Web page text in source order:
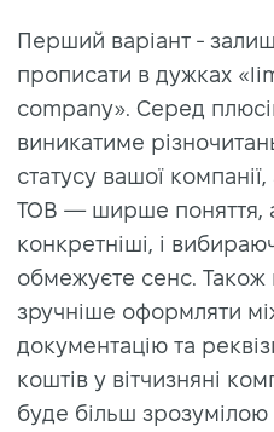
Перший варіант -
прописати в дужках
company». Серед
виникатиме
статусу вашої
ТОВ — ширше поняття,
конкретніші, і
обмежуєте сенс. Також
зручніше оформляти
документацію та
коштів у вітчизняні
буде більш